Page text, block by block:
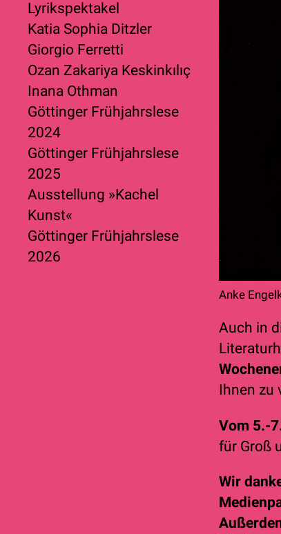
Lyrikspektakel
Katia Sophia Ditzler
Giorgio Ferretti
Ozan Zakariya Keskinkılıç
Inana Othman
Göttinger Frühjahrslese
2024
Göttinger Frühjahrslese
2025
Ausstellung »Kachel
Kunst«
Göttinger Frühjahrslese
2026
Anke
Auch in
Ihnen zu
Vom 5.-
für Groß
Wir